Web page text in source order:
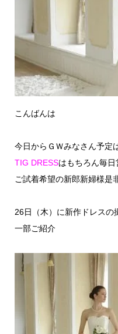
こんばんは
今日からＧＷみなさん予定
TIG DRESSはもちろん毎日
ご試着希望の新郎新婦様是
26日（木）に新作ドレスの
一部ご紹介